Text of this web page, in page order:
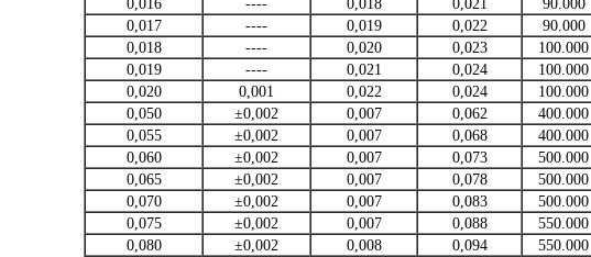
0,016
---- 0,018 0,021 90.000
0,017
---- 0,019 0,022 90.000
0,018
---- 0,020 0,023 100.000
0,019
---- 0,021 0,024 100.000
0,020
0,001 0,022 0,024 100.000
0,050
±0,002 0,007 0,062 400.000
0,055
±0,002 0,007 0,068 400.000
0,060
±0,002 0,007 0,073 500.000
0,065
±0,002 0,007 0,078 500.000
0,070
±0,002 0,007 0,083 500.000
0,075
±0,002 0,007 0,088 550.000
0,080
±0,002 0,008 0,094 550.000